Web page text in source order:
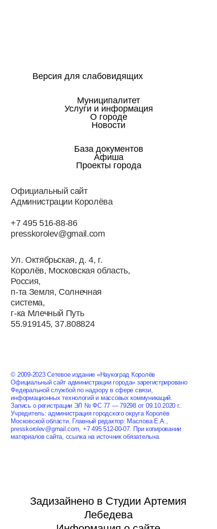
Официальный сайт
Администрации Королёва
+7 495 516-88-86
presskorolev@gmail.com
Ул. Октябрьская, д. 4, г.
Королёв, Московская область,
Россия,
п-та Земля, Солнечная
система,
г-ка Млечный Путь
55.919145, 37.808824
Муниципалитет
Услуги и информация
О городе
Новости
База документов
Афиша
Проекты города
Версия для слабовидящих
© 2009-2023 Сетевое издание «Наукоград Королёв
Официальный сайт администрации города» зарегистрировано
Федеральной службой по надзору в сфере связи,
информационных технологий и массовых коммуникаций.
Запись о регистрации ЭЛ № ФС 77 — 79298 от 09.10.2020 г..
Учредитель: администрация городского округа Королёв
Московской области. Главный редактор: Маслова Е.А.,
presskorolev@gmail.com, +7 495 512-00-07. При копировании
материалов сайта, ссылка на источник обязательна.
Задизайнено в Студии Артемия
Лебедева